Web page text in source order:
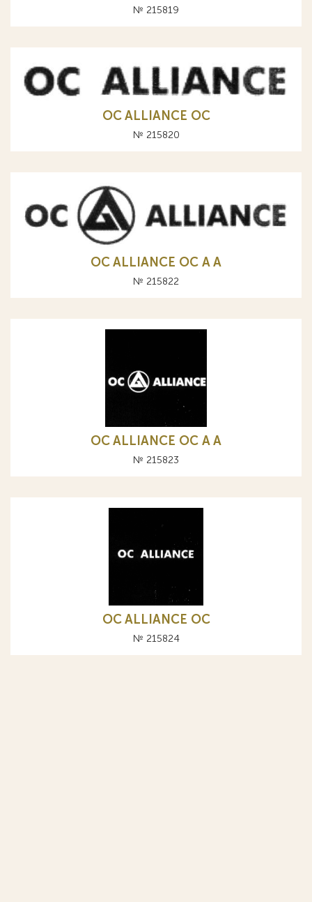
№ 215819
OC ALLIANCE ОС
№ 215820
OC ALLIANCE ОС A А
№ 215822
OC ALLIANCE ОС A А
№ 215823
OC ALLIANCE ОС
№ 215824